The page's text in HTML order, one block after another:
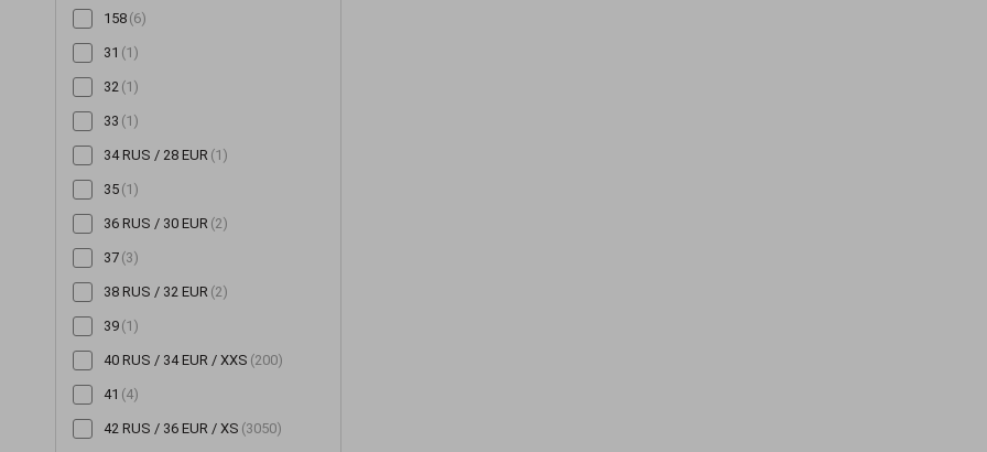
Футболки
Халати
Худі (95)
Хустинки та бандани
Чепчики (2)
Шалі та шарфи
Шапки(1354)
Шорти
Штани(706)
Шуби
158 (6)
31 (1)
32 (1)
33 (1)
34 RUS / 28 EUR (1)
35 (1)
36 RUS / 30 EUR (2)
37 (3)
38 RUS / 32 EUR (2)
39 (1)
40 RUS / 34 EUR / XXS (200)
41 (4)
42 RUS / 36 EUR / XS (3050)